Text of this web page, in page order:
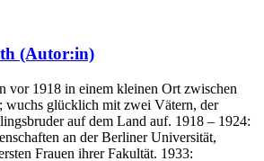
(Autor:in)
vor 1918 in einem kleinen Ort zwischen
wuchs glücklich mit zwei Vätern, der
auf dem Land auf. 1918 – 1924:
an der Berliner Universität,
Frauen ihrer Fakultät. 1933: